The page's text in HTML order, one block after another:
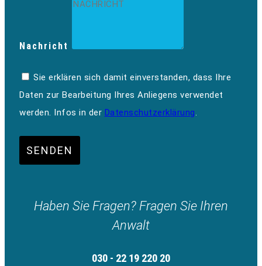
Nachricht
Sie erklären sich damit einverstanden, dass Ihre
Daten zur Bearbeitung Ihres Anliegens verwendet
werden. Infos in der Datenschutzerklärung.
SENDEN
Haben Sie Fragen? Fragen Sie Ihren
Anwalt
030 - 22 19 220 20